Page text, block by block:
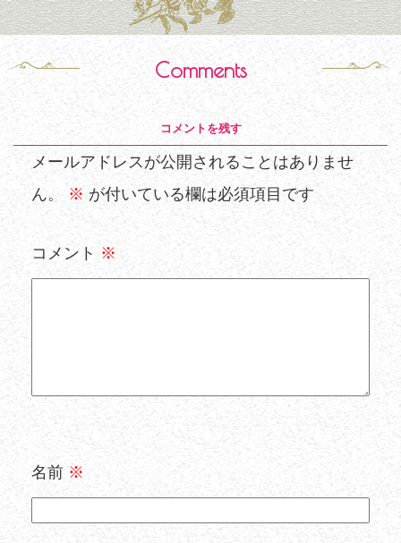
Comments
コメントを残す
メールアドレスが公開されることはありませ
ん。
※ が付いている欄は必須項目です
コメント ※
名前 ※